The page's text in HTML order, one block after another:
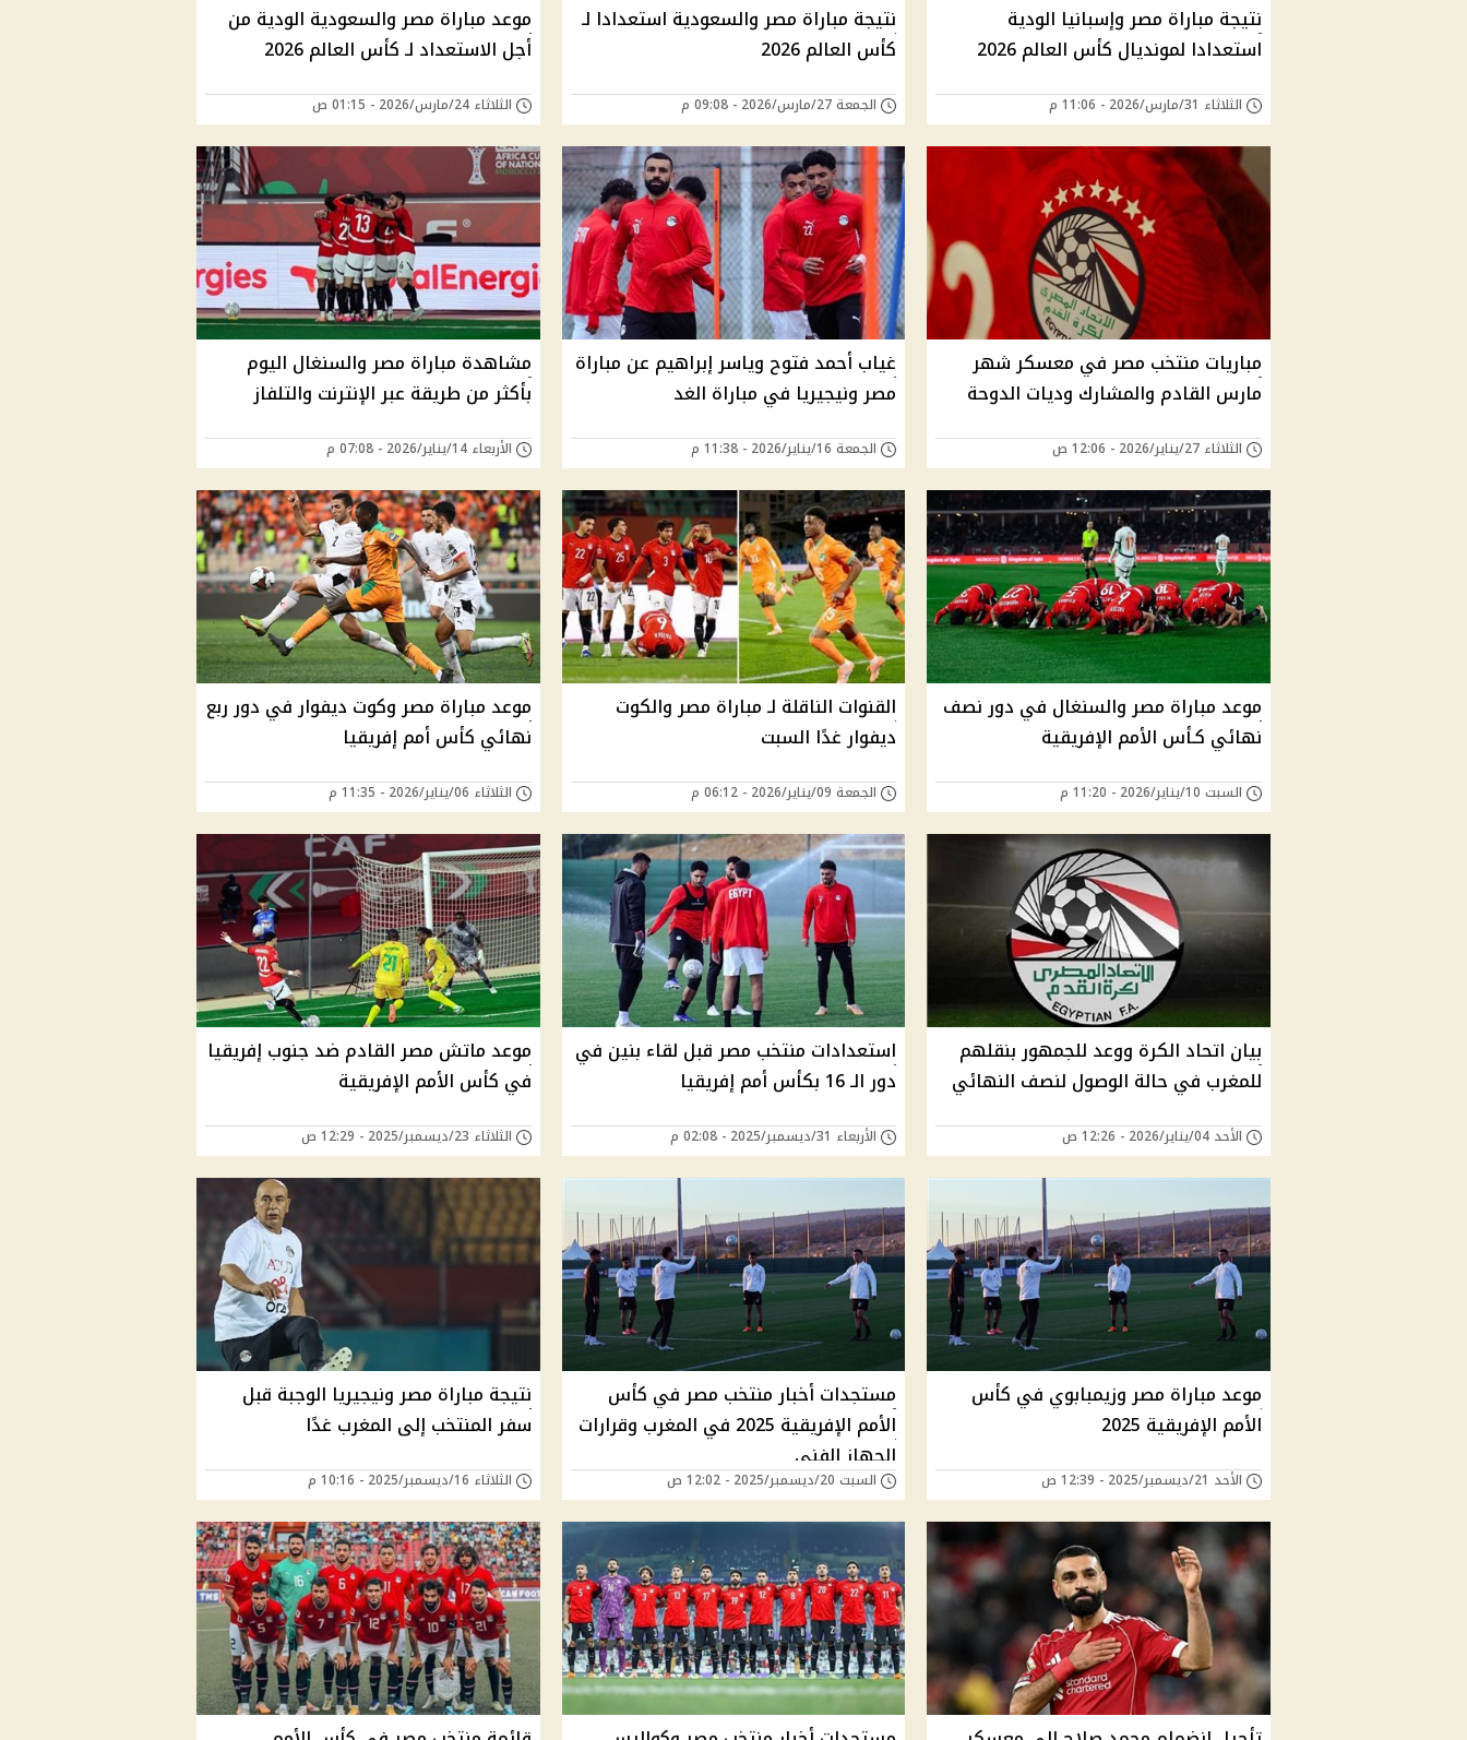
نتيجة مباراة مصر وإسبانيا الودية
استعدادا لمونديال كأس العالم 2026
الثلاثاء 31/مارس/2026 - 11:06 م
نتيجة مباراة مصر والسعودية استعدادا لـ
كأس العالم 2026
الجمعة 27/مارس/2026 - 09:08 م
موعد مباراة مصر والسعودية الودية من
أجل الاستعداد لـ كأس العالم 2026
الثلاثاء 24/مارس/2026 - 01:15 ص
مباريات منتخب مصر في معسكر شهر
مارس القادم والمشارك وديات الدوحة
الثلاثاء 27/يناير/2026 - 12:06 ص
غياب أحمد فتوح وياسر إبراهيم عن مباراة
مصر ونيجيريا في مباراة الغد
الجمعة 16/يناير/2026 - 11:38 م
مشاهدة مباراة مصر والسنغال اليوم
بأكثر من طريقة عبر الإنترنت والتلفاز
الأربعاء 14/يناير/2026 - 07:08 م
موعد مباراة مصر والسنغال في دور نصف
نهائي كـأس الأمم الإفريقية
السبت 10/يناير/2026 - 11:20 م
القنوات الناقلة لـ مباراة مصر والكوت
ديفوار غدًا السبت
الجمعة 09/يناير/2026 - 06:12 م
موعد مباراة مصر وكوت ديفوار في دور ربع
نهائي كأس أمم إفريقيا
الثلاثاء 06/يناير/2026 - 11:35 م
بيان اتحاد الكرة ووعد للجمهور بنقلهم
للمغرب في حالة الوصول لنصف النهائي
الأحد 04/يناير/2026 - 12:26 ص
استعدادات منتخب مصر قبل لقاء بنين في
دور الـ 16 بكأس أمم إفريقيا
الأربعاء 31/ديسمبر/2025 - 02:08 م
موعد ماتش مصر القادم ضد جنوب إفريقيا
في كأس الأمم الإفريقية
الثلاثاء 23/ديسمبر/2025 - 12:29 ص
موعد مباراة مصر وزيمبابوي في كأس
الأمم الإفريقية 2025
الأحد 21/ديسمبر/2025 - 12:39 ص
مستجدات أخبار منتخب مصر في كأس
الأمم الإفريقية 2025 في المغرب وقرارات
الجهاز الفني
السبت 20/ديسمبر/2025 - 12:02 ص
نتيجة مباراة مصر ونيجيريا الوجبة قبل
سفر المنتخب إلى المغرب غدًا
الثلاثاء 16/ديسمبر/2025 - 10:16 م